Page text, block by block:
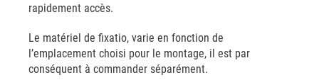
rapidement accès.
Le matériel de fixatio, varie en fonction de
l’emplacement choisi pour le montage, il est par
conséquent à commander séparément.